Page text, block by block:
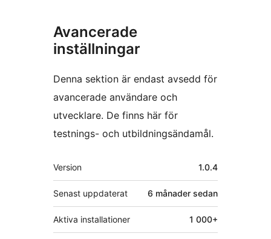
Avancerade
inställningar
Denna sektion är endast avsedd för
avancerade användare och
utvecklare. De finns här för
testnings- och utbildningsändamål.
Meta
Version 1.0.4
Senast uppdaterat 6 månader sedan
Aktiva installationer 1 000+